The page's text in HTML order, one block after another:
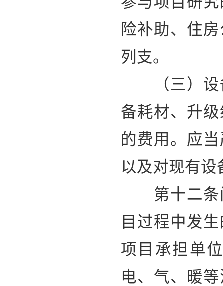
险补助、住
列支。
（三）设备
备耗材、升
的费用。应
以及对现有设
第十二条间
目过程中发
项目承担单
电、气、暖